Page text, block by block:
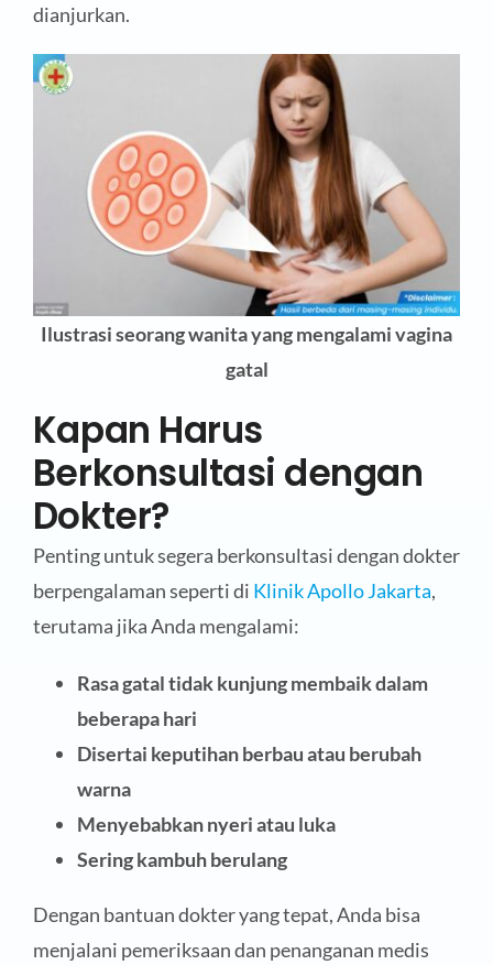
dianjurkan.
Ilustrasi seorang wanita yang mengalami vagina
gatal
Kapan Harus
Berkonsultasi dengan
Dokter?
Penting untuk segera berkonsultasi dengan dokter
berpengalaman seperti di Klinik Apollo Jakarta,
terutama jika Anda mengalami:
Rasa gatal tidak kunjung membaik dalam
beberapa hari
Disertai keputihan berbau atau berubah
warna
Menyebabkan nyeri atau luka
Sering kambuh berulang
Dengan bantuan dokter yang tepat, Anda bisa
menjalani pemeriksaan dan penanganan medis